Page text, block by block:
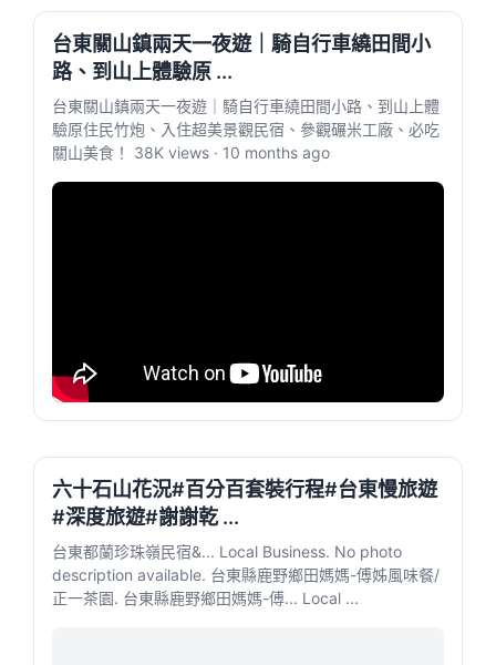
台東關山鎮兩天一夜遊｜騎自行車繞田間小
路、到山上體驗原 ...
台東關山鎮兩天一夜遊｜騎自行車繞田間小路、到山上體
驗原住民竹炮、入住超美景觀民宿、參觀碾米工廠、必吃
關山美食！ 38K views · 10 months ago
六十石山花況#百分百套裝行程#台東慢旅遊
#深度旅遊#謝謝乾 ...
台東都蘭珍珠嶺民宿&... Local Business. No photo
description available. 台東縣鹿野鄉田媽媽-傅姊風味餐/
正一茶園. 台東縣鹿野鄉田媽媽-傅... Local ...